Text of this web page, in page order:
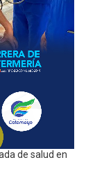
de salud en